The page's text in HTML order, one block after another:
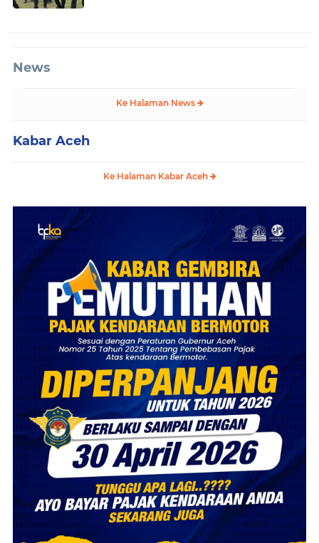
News
Ke Halaman News
Kabar Aceh
Ke Halaman Kabar Aceh